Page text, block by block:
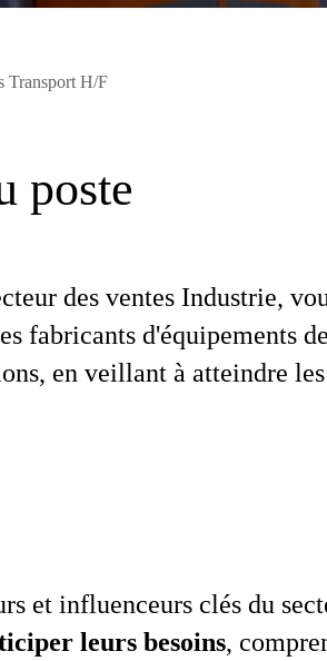
Transport H/F
poste
des ventes Industrie,
fabricants d'équipements
en veillant à atteindre
et influenceurs clés du
leurs besoins,